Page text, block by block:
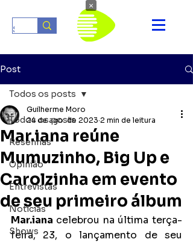
Post
Todos os posts
Resenhas
Opinião
Entrevistas
Notícias
Shows
Todos os posts
Mar.iana reúne
Mumuzinho, Big Up e
Carolzinha em evento
de seu primeiro álbum
Guilherme Moro
24 de ago. de 2023 2 min de leitura
Mar.iana celebrou na última terça-
feira, 23, o lançamento de seu
×